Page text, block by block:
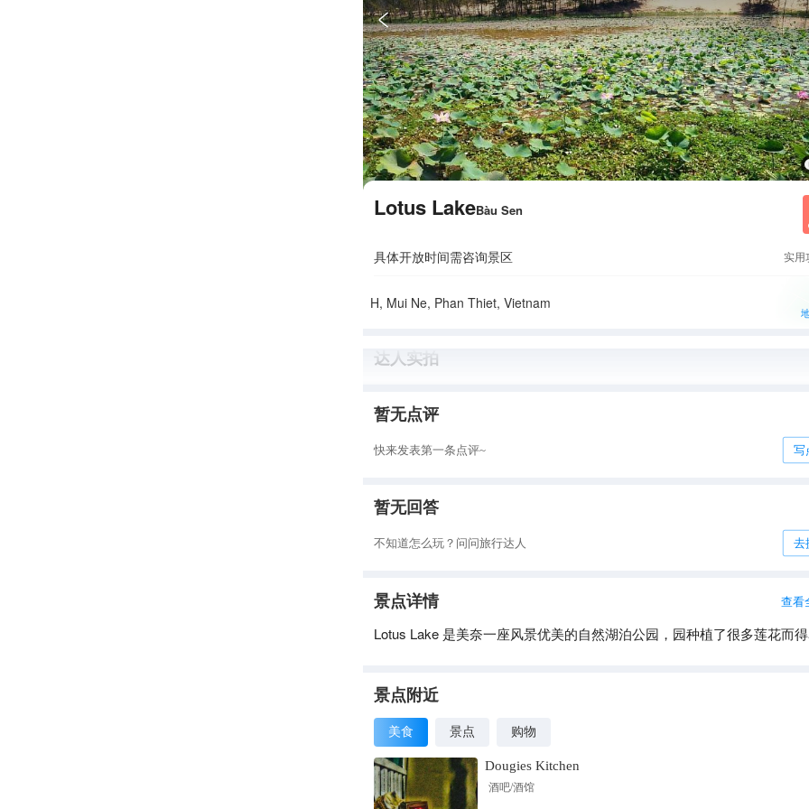

Lotus LakeBàu Sen
具体开放时间需咨询景区 实用
H, Mui Ne, Phan Thiet, Vietnam
达人实拍
暂无点评
快来发表第一条点评~ 写
暂无回答
不知道怎么玩？问问旅行达人 去
景点详情 查看
Lotus Lake 是美奈一座风景优美的自然湖泊公园，园种植了很多莲花而得
景点附近
美食 景点 购物
Dougies Kitchen
酒吧/酒馆